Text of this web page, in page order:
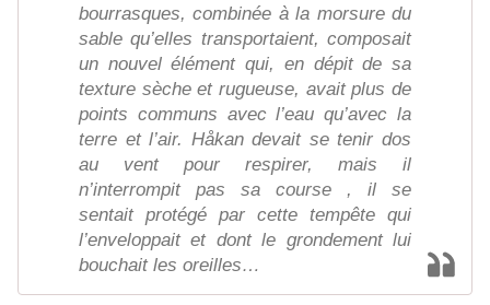
bourrasques, combinée à la morsure du
sable qu’elles transportaient, composait
un nouvel élément qui, en dépit de sa
texture sèche et rugueuse, avait plus de
points communs avec l’eau qu’avec la
terre et l’air. Håkan devait se tenir dos
au vent pour respirer, mais il
n’interrompit pas sa course , il se
sentait protégé par cette tempête qui
l’enveloppait et dont le grondement lui
bouchait les oreilles…